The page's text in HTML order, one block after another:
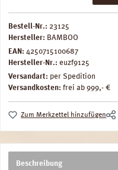
Bestell-Nr.: 23125
Hersteller: BAMBOO
EAN: 4250715100687
Hersteller-Nr.: euzf9125
Versandart: per Spedition
Versandkosten: frei ab 999,- €
Zum Merkzettel hinzufügen
Beschreibung